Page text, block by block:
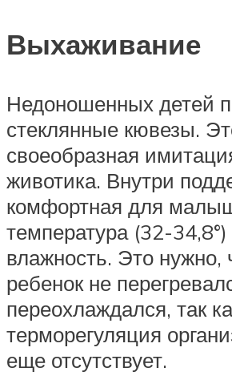
Выхаживание
Недоношенных детей
стеклянные кювезы.
своеобразная
животика. Внутри
комфортная для
температура (32-34,8°)
влажность. Это нужно,
ребенок не
переохлаждался, так
терморегуляция
еще отсутствует.